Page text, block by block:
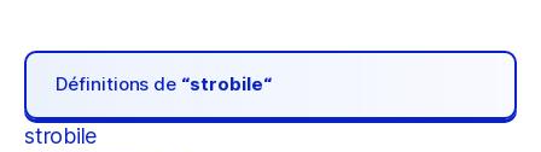
Définitions de “strobile“
strobile